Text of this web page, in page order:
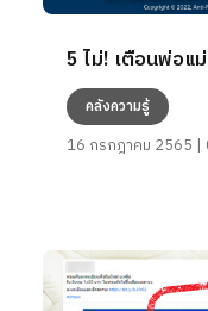
5 ไม่! เตือนพ่อแ
คลังความรู้
16 กรกฎาคม 2565 |